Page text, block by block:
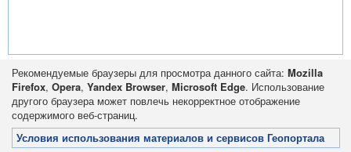
Рекомендуемые браузеры для просмотра данного сайта: Mozilla
Firefox, Opera, Yandex Browser, Microsoft Edge. Использование
другого браузера может повлечь некорректное отображение
содержимого веб-страниц.
Условия использования материалов и сервисов Геопортала